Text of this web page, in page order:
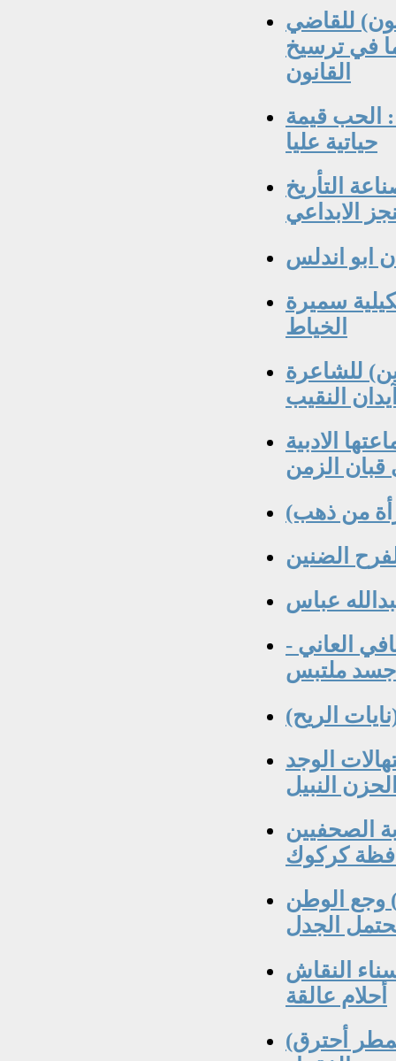
للقاضي
في ترسيخ
القانون
: الحب قيمة
حياتية عليا
التأريخ
الابداعي
ابو اندلس
سميرة
الخياط
للشاعرة
النقيب
الادبية
الزمن
من ذهب)
الضنين
عباس
العاني -
جسد ملتبس
الريح)
الوجد
النبيل
الصحفيين
كركوك
وجع الوطن
الجدل
النقاش
أحلام عالقة
(أنا بالمطر أحترق ) ومضة عشق مبهرة تضئ أرض